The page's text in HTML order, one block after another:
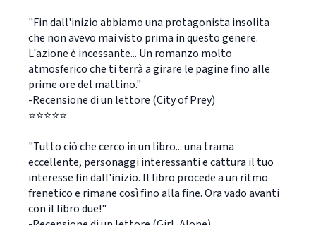
"Fin dall'inizio abbiamo una protagonista insolita
che non avevo mai visto prima in questo genere.
L'azione è incessante... Un romanzo molto
atmosferico che ti terrà a girare le pagine fino alle
prime ore del mattino."
-Recensione di un lettore (City of Prey)
⭐⭐⭐⭐⭐
"Tutto ciò che cerco in un libro... una trama
eccellente, personaggi interessanti e cattura il tuo
interesse fin dall'inizio. Il libro procede a un ritmo
frenetico e rimane così fino alla fine. Ora vado avanti
con il libro due!"